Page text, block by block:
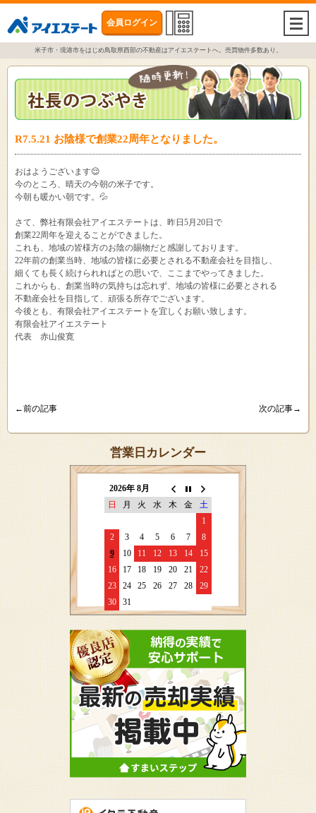
会員ログイン
米子市・境港市をはじめ鳥取県西部の不動産はアイエステートへ。売買物件多数あり。
R7.5.21 お陰様で創業22周年となりました。
おはようございます😌
今のところ、晴天の今朝の米子です。
今朝も暖かい朝です。💦
さて、弊社有限会社アイエステートは、昨日5月20日で
創業22周年を迎えることができました。
これも、地域の皆様方のお陰の賜物だと感謝しております。
22年前の創業当時、地域の皆様に必要とされる不動産会社を目指し、
細くても長く続けられればとの思いで、ここまでやってきました。
これからも、創業当時の気持ちは忘れず、地域の皆様に必要とされる
不動産会社を目指して、頑張る所存でございます。
今後とも、有限会社アイエステートを宜しくお願い致します。
有限会社アイエステート
代表 赤山俊寛
←前の記事 次の記事→
営業日カレンダー
2026年 8月
日
月 火 水 木 金
土
1
2
3 4 5 6 7
8
9
10 11 12 13 14
15
16
17 18 19 20 21
22
23
24 25 26 27 28
29
30
31